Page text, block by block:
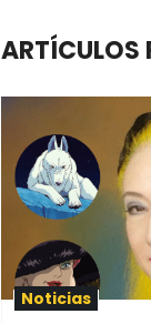
ARTÍCULOS
Noticias